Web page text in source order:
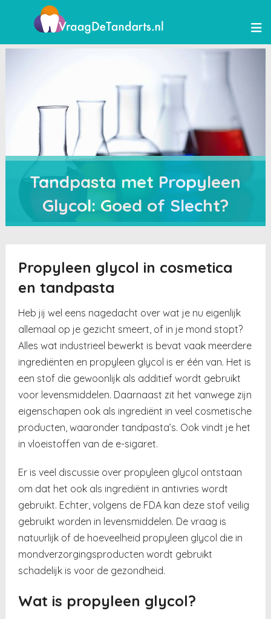
Tandpasta met Propyleen
Glycol: Goed of Slecht?
Propyleen glycol in cosmetica
en tandpasta
Heb jij wel eens nagedacht over wat je nu eigenlijk
allemaal op je gezicht smeert, of in je mond stopt?
Alles wat industrieel bewerkt is bevat vaak meerdere
ingrediënten en propyleen glycol is er één van. Het is
een stof die gewoonlijk als additief wordt gebruikt
voor levensmiddelen. Daarnaast zit het vanwege zijn
eigenschapen ook als ingrediënt in veel cosmetische
producten, waaronder tandpasta’s. Ook vindt je het
in vloeistoffen van de e-sigaret.
Er is veel discussie over propyleen glycol ontstaan
om dat het ook als ingrediënt in antivries wordt
gebruikt. Echter, volgens de FDA kan deze stof veilig
gebruikt worden in levensmiddelen. De vraag is
natuurlijk of de hoeveelheid propyleen glycol die in
mondverzorgingsproducten wordt gebruikt
schadelijk is voor de gezondheid.
Wat is propyleen glycol?